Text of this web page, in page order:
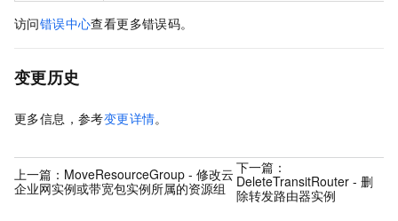
访问错误中心查看更多错误码。
变更历史
更多信息，参考变更详情。
上一篇： MoveResourceGroup - 修改云
企业网实例或带宽包实例所属的资源组
下一篇：
DeleteTransitRouter - 删
除转发路由器实例